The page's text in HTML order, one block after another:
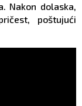
Nakon dolaska,
poštujući